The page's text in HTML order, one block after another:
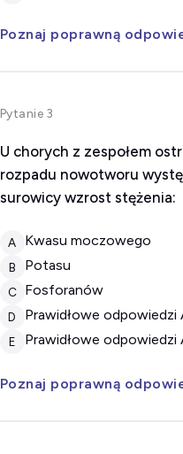
Poznaj poprawną
Pytanie 3
U chorych z zespołem
rozpadu nowotworu
surowicy wzrost stężenia:
A kwasu moczowego
B potasu
C fosforanów
D prawidłowe odpowiedzi
E prawidłowe odpowiedzi
Poznaj poprawną